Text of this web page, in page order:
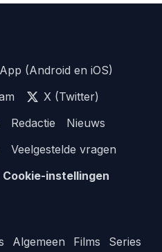
App (Android en iOS)
X (Twitter)
Redactie
Nieuws
Veelgestelde vragen
Cookie-instellingen
Algemeen Films Series